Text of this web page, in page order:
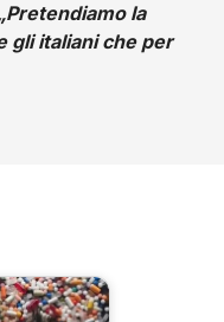
la
gli italiani che per